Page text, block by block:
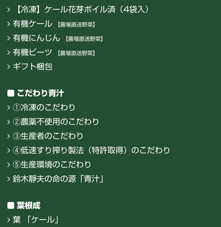
【冷凍】ケール花芽ボイル済（4袋入）
有機ケール
【農場直送野菜】
有機にんじん 【農場直送野菜】
有機ビーツ 【農場直送野菜】
ギフト梱包
こだわり青汁
①冷凍のこだわり
②農薬不使用のこだわり
③生産者のこだわり
④低速すり搾り製法（特許取得）のこだわり
⑤生産環境のこだわり
鈴木靜夫の命の源「青汁」
葉根成
葉 「ケール」